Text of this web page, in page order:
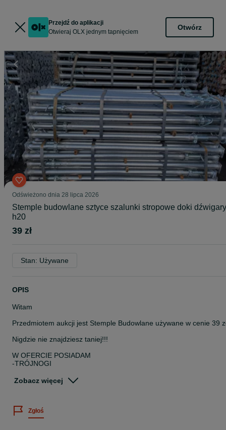
Przejdź do aplikacji
Otwieraj OLX jednym tapnięciem
Otwórz
Odświeżono dnia 28 lipca 2026
Stemple budowlane sztyce szalunki stropowe doki dźwigary
h20
39 zł
Stan: Używane
OPIS
Witam
Przedmiotem aukcji jest Stemple Budowlane używane w cenie 39
Nigdzie nie znajdziesz taniej!!!
W OFERCIE POSIADAM
-TRÓJNOGI
-STEMPLE BUDOWLANE
ZAPRASZAM NA MOJE INNE AUKCJE
Zobacz więcej
Zgłoś